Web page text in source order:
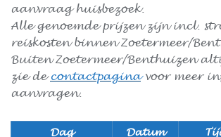
aanvraag huisbezoek.
Alle genoemde prijzen zijn incl.
reiskosten binnen Zoetermeer/
Buiten Zoetermeer/Benthuizen
zie decontactpaginavoor meer
aanvragen.
Dag Datum